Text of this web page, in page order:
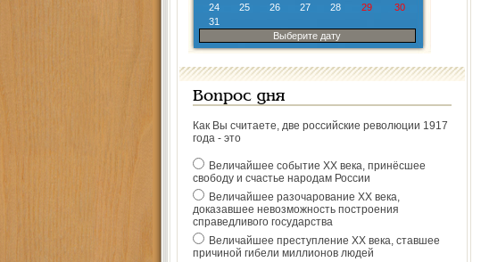
24
25 26 27 28 29
30
31
Выберите дату
Вопрос дня
Как Вы считаете, две российские революции 1917
года - это
Величайшее событие ХХ века, принёсшее
свободу и счастье народам России
Величайшее разочарование ХХ века,
доказавшее невозможность построения
справедливого государства
Величайшее преступление ХХ века, ставшее
причиной гибели миллионов людей